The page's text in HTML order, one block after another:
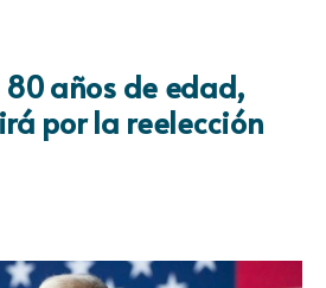
80 años de edad,
por la reelección